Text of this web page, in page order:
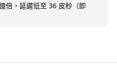
倍，延遲低至 36 皮秒（即